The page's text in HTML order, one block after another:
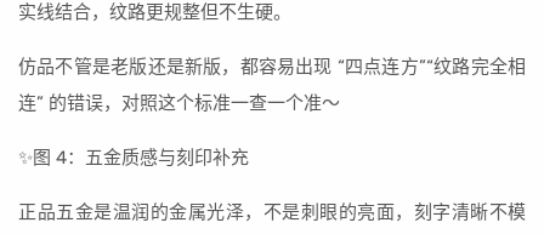
实线结合，纹路更规整但不生硬。
仿品不管是老版还是新版，都容易出现 “四点连方”“纹路完全相
连” 的错误，对照这个标准一查一个准～
✨图 4：五金质感与刻印补充
正品五金是温润的金属光泽，不是刺眼的亮面，刻字清晰不模